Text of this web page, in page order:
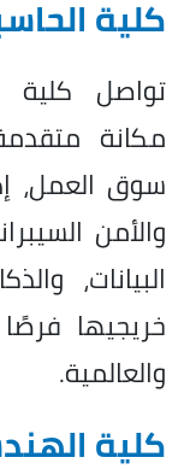
كلية
تواصل كلية
مكانة
سوق العمل،
والأمن
البيانات،
خريجيها
والعالمية.
كلية